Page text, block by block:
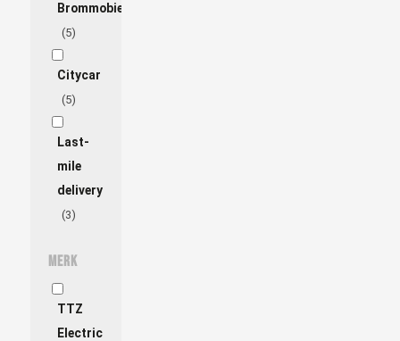
Brommobiel
(5)
Citycar
(5)
Last-
mile
delivery
(3)
Merk
TTZ
Electric